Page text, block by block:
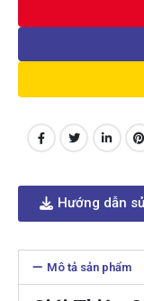
Hướng dẫn
Mô tả sản phẩm